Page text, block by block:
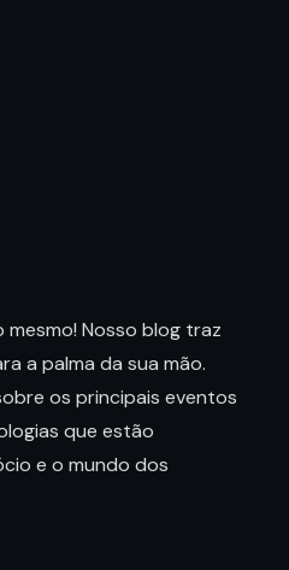
mesmo! Nosso blog traz
a palma da sua mão.
os principais eventos
que estão
e o mundo dos